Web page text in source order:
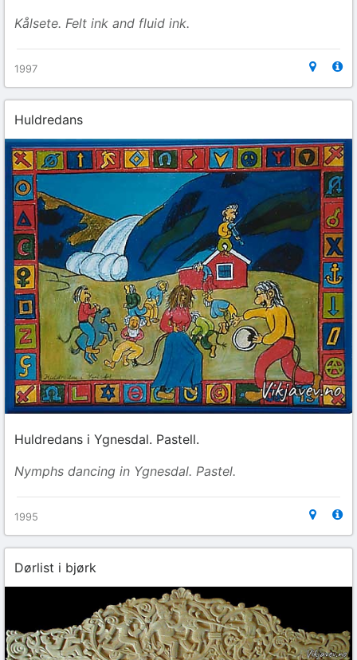
Kålsete. Felt ink and fluid ink.
1997
Huldredans
Huldredans i Ygnesdal. Pastell.
Nymphs dancing in Ygnesdal. Pastel.
1995
Dørlist i bjørk